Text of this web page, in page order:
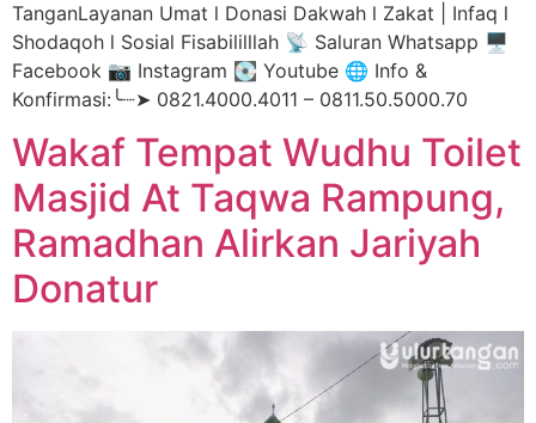
TanganLayanan Umat l Donasi Dakwah l Zakat | Infaq l
Shodaqoh l Sosial Fisabililllah 📡 Saluran Whatsapp 🖥️
Facebook 📷 Instagram 💽 Youtube 🌐 Info &
Konfirmasi:╰┈➤ 0821.4000.4011 – 0811.50.5000.70
Wakaf Tempat Wudhu Toilet
Masjid At Taqwa Rampung,
Ramadhan Alirkan Jariyah
Donatur